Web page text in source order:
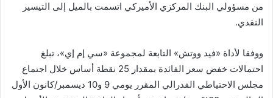
من مسؤولي البنك المركزي الأميركي اتسمت بالميل إلى التيسير
النقدي.
ووفقا لأداة «فيد ووتش» التابعة لمجموعة «سي إم إي»، تبلغ
احتمالات خفض سعر الفائدة بمقدار 25 نقطة أساس خلال اجتماع
مجلس الاحتياطي الفدرالي المقرر يومي 9 و10 ديسمبر/كانون الأول